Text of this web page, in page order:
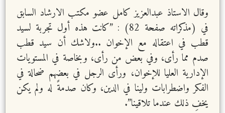
وقال الاستاذ عبدالعزيز كامل عضو مكتب الارشاد السابق
في (مذكراته صفحة 82) : ”كانت هذه أول تجربة لسيد
قطب في اعتقاله مع الإخوان ..ولاشك أن سيد قطب
صدم مما رأى، وفي بعض من رأى، وبخاصة في المستويات
الإدارية العليا للإخوان، ورأى الرجل في بعضهم ضحالة في
الفكر واضطرابات ولينا في الدين، وكان صدمةً له ولم يكن
يخفِ ذلك عندما تلاقينا”.